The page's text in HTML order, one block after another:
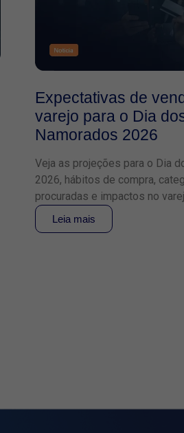
Expectativas de
varejo para o Dia
Namorados 2026
Veja as projeções para o Dia
2026, hábitos de compra,
procuradas e impactos no
Leia mais